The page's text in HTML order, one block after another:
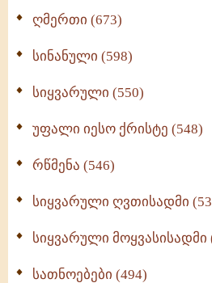
ღმერთი (673)
სინანული (598)
სიყვარული (550)
უფალი იესო ქრისტე (548)
რწმენა (546)
სიყვარული ღვთისადმი
სიყვარული მოყვასისადმი
სათნოებები (494)